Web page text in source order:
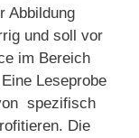
Abbildung
und soll vor
im Bereich
Leseprobe
spezifisch
Die